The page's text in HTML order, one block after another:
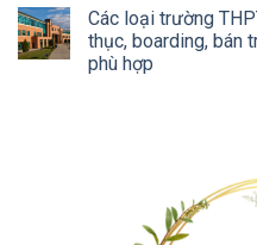
Các loại trường
thục, boarding, bán
phù hợp